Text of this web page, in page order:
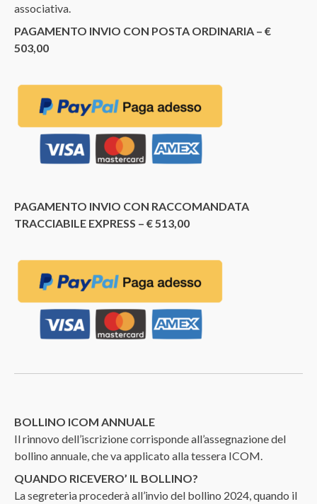
associativa.
PAGAMENTO INVIO CON POSTA ORDINARIA – €
503,00
PAGAMENTO INVIO CON RACCOMANDATA
TRACCIABILE EXPRESS – € 513,00
BOLLINO ICOM ANNUALE
Il rinnovo dell’iscrizione corrisponde all’assegnazione del
bollino annuale, che va applicato alla tessera ICOM.
QUANDO RICEVERO’ IL BOLLINO?
La segreteria procederà all’invio del bollino 2024, quando il